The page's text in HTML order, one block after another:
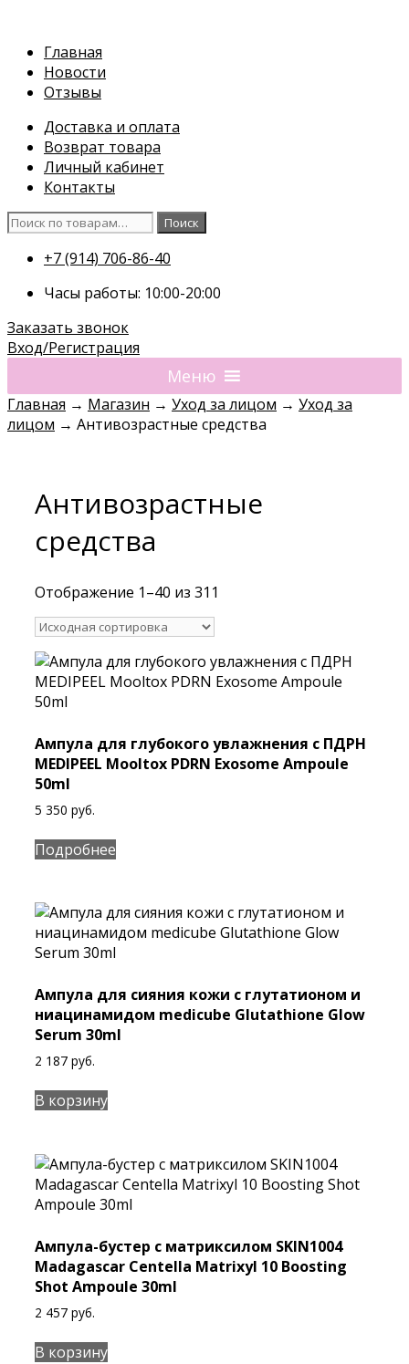
содержимому
Главная
Новости
Отзывы
Доставка и оплата
Возврат товара
Личный кабинет
Контакты
Искать:
Поиск
+7 (914) 706-86-40
Часы работы: 10:00-20:00
Заказать звонок
Вход/Регистрация
Меню
Главная → Магазин → Уход за лицом → Уход за
лицом → Антивозрастные средства
Антивозрастные
средства
Отображение 1–40 из 311
Ампула для глубокого увлажнения с ПДРН
MEDIPEEL Mooltox PDRN Exosome Ampoule
50ml
5 350 руб.
Подробнее
Ампула для сияния кожи с глутатионом и
ниацинамидом medicube Glutathione Glow
Serum 30ml
2 187 руб.
В корзину
Ампула-бустер с матриксилом SKIN1004
Madagascar Centella Matrixyl 10 Boosting
Shot Ampoule 30ml
2 457 руб.
В корзину